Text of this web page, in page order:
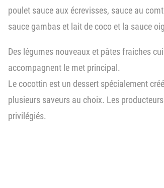
poulet sauce aux écrevisses, sauce au
sauce gambas et lait de coco et la sauce
Des légumes nouveaux et pâtes fraiches
accompagnent le met principal.
Le cocottin est un dessert spécialement
plusieurs saveurs au choix. Les
privilégiés.